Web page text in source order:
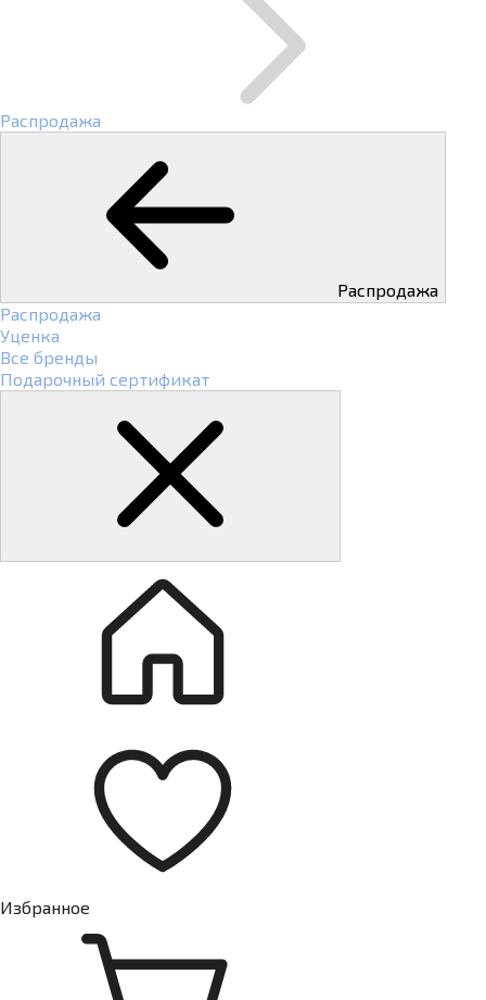
Распродажа
Распродажа
Распродажа
Уценка
Все бренды
Подарочный сертификат
Избранное